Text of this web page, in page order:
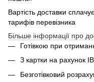
Вартість доставки
тарифів перевізника
Більше інформації про
Готівкою при
З картки на рахунок
Безготівковий